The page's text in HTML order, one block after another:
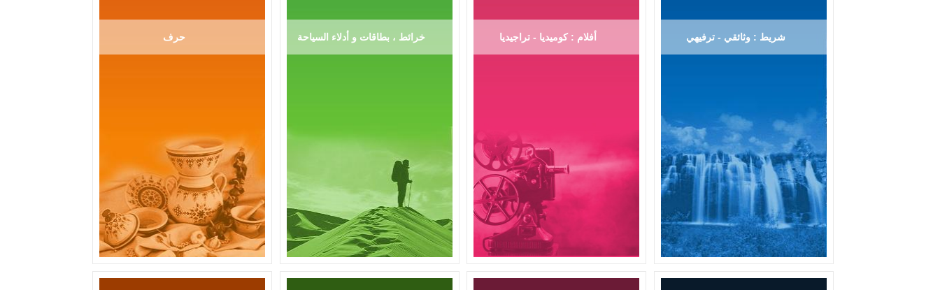
حرف خرائط ، بطاقات و أدلاء السياحة أفلام : كوميديا - تراجيديا شريط : وثائقي - ترفيهي